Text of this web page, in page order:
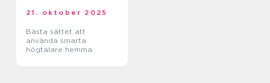
21. oktober 2025
Bästa sättet att
använda smarta
högtalare hemma